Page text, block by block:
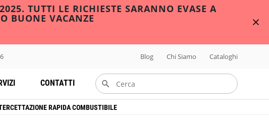
TUTTI LE RICHIESTE SARANNO EVASE A
BUONE VACANZE
Blog Chi Siamo Cataloghi
CONTATTI
RAPIDA COMBUSTIBILE